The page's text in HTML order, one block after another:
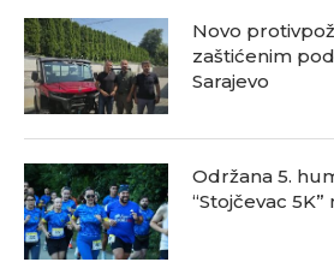
Novo
zaštićenim
Sarajevo
Održana 5.
“Stojčevac